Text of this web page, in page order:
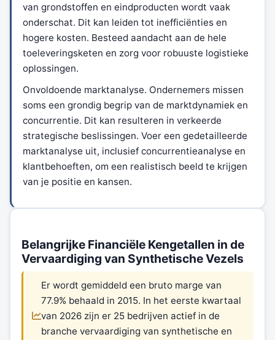
van grondstoffen en eindproducten wordt vaak
onderschat. Dit kan leiden tot inefficiënties en
hogere kosten. Besteed aandacht aan de hele
toeleveringsketen en zorg voor robuuste logistieke
oplossingen.
Onvoldoende marktanalyse. Ondernemers missen
soms een grondig begrip van de marktdynamiek en
concurrentie. Dit kan resulteren in verkeerde
strategische beslissingen. Voer een gedetailleerde
marktanalyse uit, inclusief concurrentieanalyse en
klantbehoeften, om een realistisch beeld te krijgen
van je positie en kansen.
Belangrijke Financiële Kengetallen in de
Vervaardiging van Synthetische Vezels
Er wordt gemiddeld een bruto marge van
77.9% behaald in 2015. In het eerste kwartaal
van 2026 zijn er 25 bedrijven actief in de
branche vervaardiging van synthetische en